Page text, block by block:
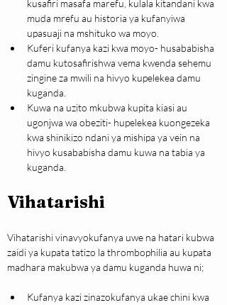
kusafiri masafa marefu, kulala kitandani kwa
muda mrefu au historia ya kufanyiwa
upasuaji na mshituko wa moyo.
Kuferi kufanya kazi kwa moyo- husababisha
damu kutosafirishwa vema kwenda sehemu
zingine za mwili na hivyo kupelekea damu
kuganda.
Kuwa na uzito mkubwa kupita kiasi au
ugonjwa wa obeziti- hupelekea kuongezeka
kwa shinikizo ndani ya mishipa ya vein na
hivyo kusababisha damu kuwa na tabia ya
kuganda.
Vihatarishi
Vihatarishi vinavyokufanya uwe na hatari kubwa
zaidi ya kupata tatizo la thrombophilia au kupata
madhara makubwa ya damu kuganda huwa ni;
Kufanya kazi zinazokufanya ukae chini kwa